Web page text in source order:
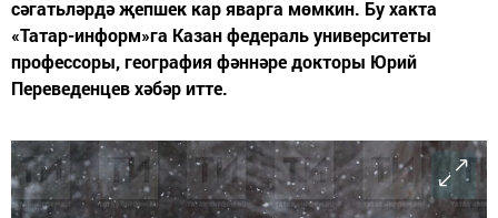
сәгатьләрдә җепшек кар яварга мөмкин. Бу хакта
«Татар-информ»га Казан федераль университеты
профессоры, география фәннәре докторы Юрий
Переведенцев хәбәр итте.